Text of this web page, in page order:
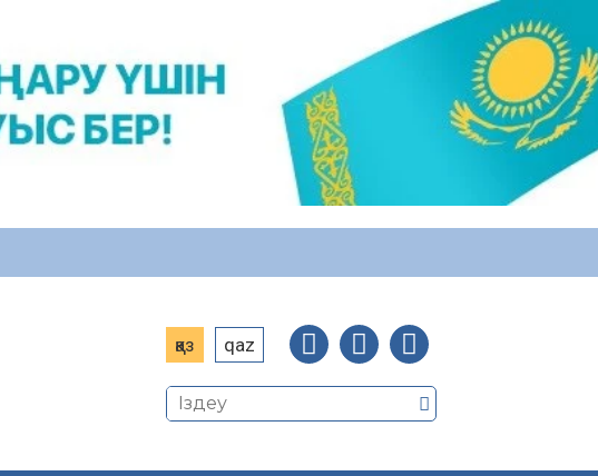
қаз qaz